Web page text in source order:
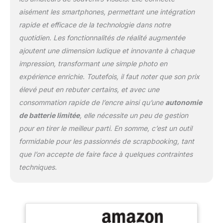
grande fait vraiment une
différence. Les photos
3x4,5 de Lifeprint sont
aussi des autocollants!
Parfait pour décorer vos
murs, albums photo et
MacBook. CONNEXION
WIFI ET BLUETOOTH:
Connectez Lifeprint à
votre réseau Wi-Fi
domestique et imprimez
depuis n'importe où
dans le monde. Imprimez
facilement de vraies
photos de votre
GIF en mouvement, etc.
aisément les smartphones, permettant une intégration
rapide et efficace de la technologie dans notre
quotidien. Les fonctionnalités de réalité augmentée
ajoutent une dimension ludique et innovante à chaque
impression, transformant une simple photo en
expérience enrichie. Toutefois, il faut noter que son prix
élevé peut en rebuter certains, et avec une
consommation rapide de l’encre ainsi qu’une autonomie
de batterie limitée, elle nécessite un peu de gestion
pour en tirer le meilleur parti. En somme, c’est un outil
formidable pour les passionnés de scrapbooking, tant
que l’on accepte de faire face à quelques contraintes
techniques.